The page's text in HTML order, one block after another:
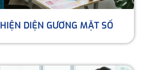
HIỆN DIỆN GƯƠNG MẶT SỐ